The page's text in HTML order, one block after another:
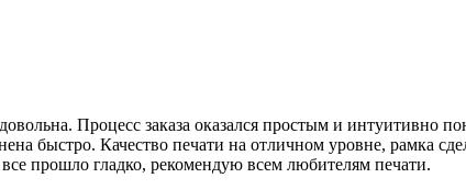
Процесс заказа оказался простым и интуитивно
быстро. Качество печати на отличном уровне, рамка
прошло гладко, рекомендую всем любителям печати.